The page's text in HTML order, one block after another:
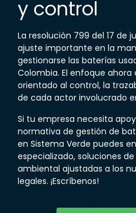
y control
La resolución 799 del 17 de
ajuste importante en la
gestionarse las baterías
Colombia. El enfoque
orientado al control, la
de cada actor involucrado
Si tu empresa necesita
normativa de gestión de
en Sistema Verde puedes
especializado, soluciones
ambiental ajustadas a los
legales. ¡Escríbenos!